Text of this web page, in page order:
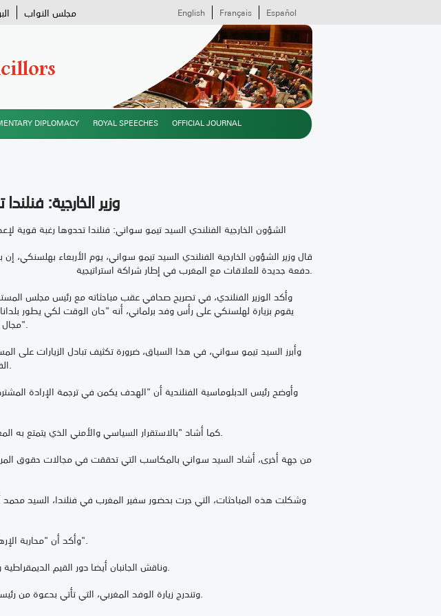
مجلس النواب Español
Français
English
DIPLOMACY ROYAL SPEECHES OFFICIAL JOURNAL
وزير الخارجية:
الشؤون الخارجية الفنلندي السيد تيمو سواني: فنلندا تحدوها رغبة قوية
دفعة جديدة للعلاقات مع المغرب في إطار شراكة استراتيجية.
يقوم بزيارة لهلسنكي على رأس وفد برلماني، أنه "حان الوقت لكي يطور
مجال الاستثمار والمبادلات التجارية والسياحة".
الفاعلين الاقتصاديين الفنلنديين والمغاربة.
كما أشاد "بالاستقرار السياسي والأمني الذي يتمتع به المغرب في سياق إقليمي حساس وغير مستقر"، مهنئا المغرب على عودته إلى الاتحاد الافريقي.
وأكد أن "محاربة الإرهاب تتطلب المزيد من التعاون على المستوى الأمني وتبادل المعلومات على الصعيد الدولي".
وناقش الجانبان أيضا دور القيم الديمقراطية والعيش المشترك، وكذا حقوق الإنسان كآليات فعالة لمحاربة التطرف العنيف وتعزيز السلام.
وتندرج زيارة الوفد المغربي، التي تأتي بدعوة من رئيسة البرلمان الفنلندي، ماريا لوهيلا، في إطار تعزيز العلاقات بين الهيئات التشريعية في البلدين.